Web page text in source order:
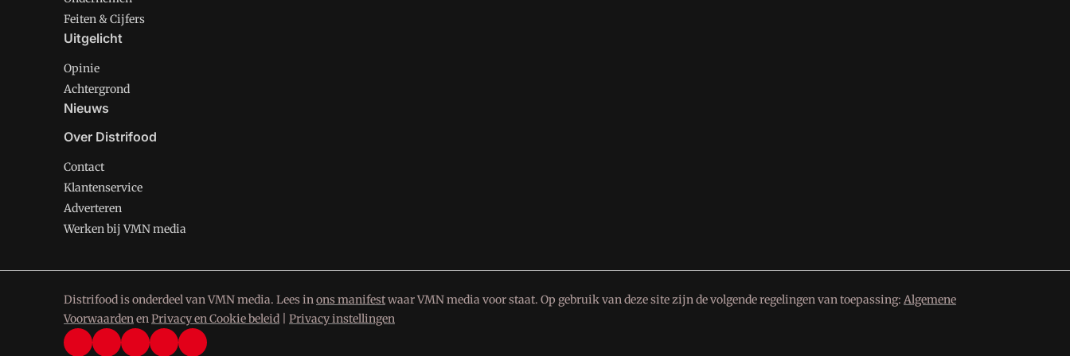
Feiten & Cijfers
Uitgelicht
Opinie
Achtergrond
Nieuws
Over Distrifood
Contact
Klantenservice
Adverteren
Werken bij VMN media
Distrifood is onderdeel van VMN media. Lees inons manifestwaar VMN media voor staat. Op gebruik van deze site zijn de volgende regelingen van toepassing: Algemene
VoorwaardenenPrivacy en Cookie beleid Privacy instellingen